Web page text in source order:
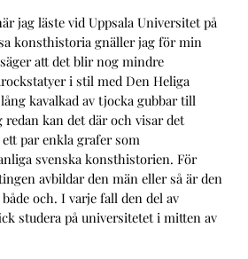
jag läste vid Uppsala Universitet på
konsthistoria gnäller jag för min
att det blir nog mindre
i stil med Den Heliga
kavalkad av tjocka gubbar till
redan kan det där och visar det
par enkla grafer som
svenska konsthistorien. För
avbildar den män eller så är den
och. I varje fall den del av
studera på universitetet i mitten av